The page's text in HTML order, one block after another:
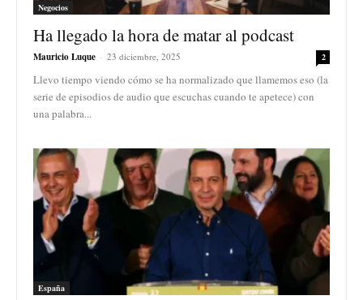
Negocios
Ha llegado la hora de matar al podcast
Mauricio Luque - 23 diciembre, 2025 2
Llevo tiempo viendo cómo se ha normalizado que llamemos eso (la
serie de episodios de audio que escuchas cuando te apetece) con
una palabra...
España